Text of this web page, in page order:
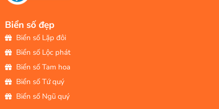
Biển số đẹp
Biển số Lặp đôi
Biển số Lộc phát
Biển số Tam hoa
Biển số Tứ quý
Biển số Ngũ quý